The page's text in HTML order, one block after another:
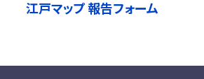
江戸マップ 報告フォーム